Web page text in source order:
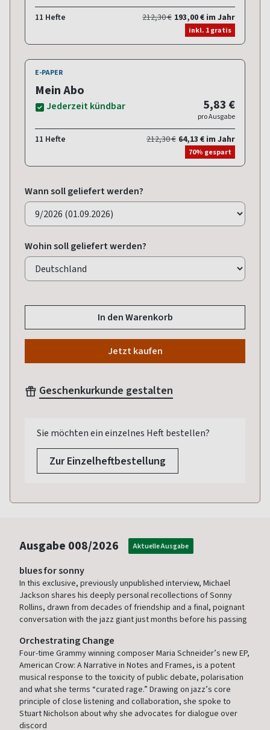
11 Hefte 212,30 € 193,00 € im Jahr
inkl. 1 gratis
E-PAPER
Mein Abo
Jederzeit kündbar 5,83 €
pro Ausgabe
11 Hefte 212,30 € 64,13 € im Jahr
70% gespart
Wann soll geliefert werden?
Wohin soll geliefert werden?
In den Warenkorb
Jetzt kaufen
Geschenkurkunde gestalten
Sie möchten ein einzelnes Heft bestellen?
Zur Einzelheftbestellung
Ausgabe 008/2026 Aktuelle Ausgabe
blues for sonny
In this exclusive, previously unpublished interview, Michael
Jackson shares his deeply personal recollections of Sonny
Rollins, drawn from decades of friendship and a final, poignant
conversation with the jazz giant just months before his passing
Orchestrating Change
Four-time Grammy winning composer Maria Schneider’s new EP,
American Crow: A Narrative in Notes and Frames, is a potent
musical response to the toxicity of public debate, polarisation
and what she terms “curated rage.” Drawing on jazz’s core
principle of close listening and collaboration, she spoke to
Stuart Nicholson about why she advocates for dialogue over
discord